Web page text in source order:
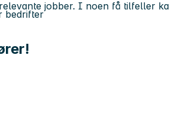
bedrifter
jobber. I noen få tilfeller